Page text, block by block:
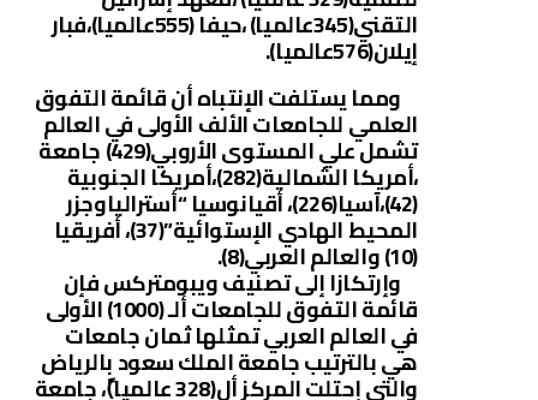
التقني(345عالميا) ،حيفا (555عالميا)،فبار
إيلان(576عالميا).
ومما يستلفت الإنتباه أن قائمة التفوق
العلمي للجامعات الألف الأولى في العالم
تشمل علي المستوى الأروبي(429) جامعة
،أمريكا الشمالية(282)،أمريكا الجنوبية
(42)،آسيا(226)، أقيانوسيا “أسترالياوجزر
المحيط الهادي الإستوائية”(37)، أفريقيا
(10) والعالم العربي(8).
وإرتكازا إلى تصنيف ويبومتركس فإن
قائمة التفوق للجامعات ألـ (1000) الأولى
في العالم العربي تمثلها ثمان جامعات
هي بالترتيب جامعة الملك سعود بالرياض
والتي إحتلت المركز أل(328 عالميا)ً، جامعة